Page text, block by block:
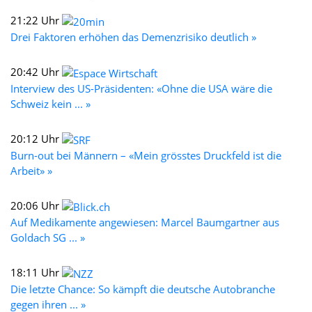
21:22 Uhr
Drei Faktoren erhöhen das Demenzrisiko deutlich »
20:42 Uhr
Interview des US-Präsidenten: «Ohne die USA wäre die
Schweiz kein ... »
20:12 Uhr
Burn-out bei Männern – «Mein grösstes Druckfeld ist die
Arbeit» »
20:06 Uhr
Auf Medikamente angewiesen: Marcel Baumgartner aus
Goldach SG ... »
18:11 Uhr
Die letzte Chance: So kämpft die deutsche Autobranche
gegen ihren ... »